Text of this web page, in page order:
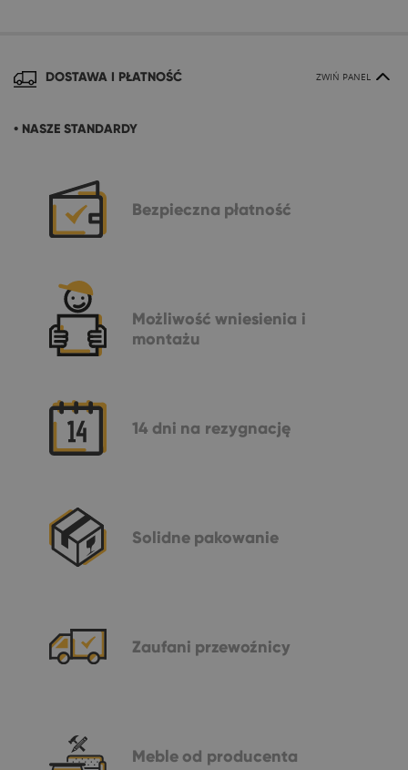
DOSTAWA I PŁATNOŚĆ ZWIŃ PANEL
• NASZE STANDARDY
Bezpieczna płatność
Możliwość wniesienia i
montażu
14 dni na rezygnację
Solidne pakowanie
Zaufani przewoźnicy
Meble od producenta